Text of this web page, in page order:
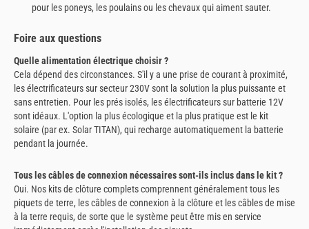
pour les poneys, les poulains ou les chevaux qui aiment sauter.
Foire aux questions
Quelle alimentation électrique choisir ?
Cela dépend des circonstances. S'il y a une prise de courant à proximité,
les électrificateurs sur secteur 230V sont la solution la plus puissante et
sans entretien. Pour les prés isolés, les électrificateurs sur batterie 12V
sont idéaux. L'option la plus écologique et la plus pratique est le kit
solaire (par ex. Solar TITAN), qui recharge automatiquement la batterie
pendant la journée.
Tous les câbles de connexion nécessaires sont-ils inclus dans le kit ?
Oui. Nos kits de clôture complets comprennent généralement tous les
piquets de terre, les câbles de connexion à la clôture et les câbles de mise
à la terre requis, de sorte que le système peut être mis en service